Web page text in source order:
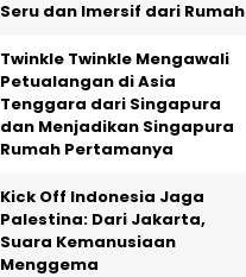
Seru dan Imersif dari Rumah
Twinkle Twinkle Mengawali
Petualangan di Asia
Tenggara dari Singapura
dan Menjadikan Singapura
Rumah Pertamanya
Kick Off Indonesia Jaga
Palestina: Dari Jakarta,
Suara Kemanusiaan
Menggema